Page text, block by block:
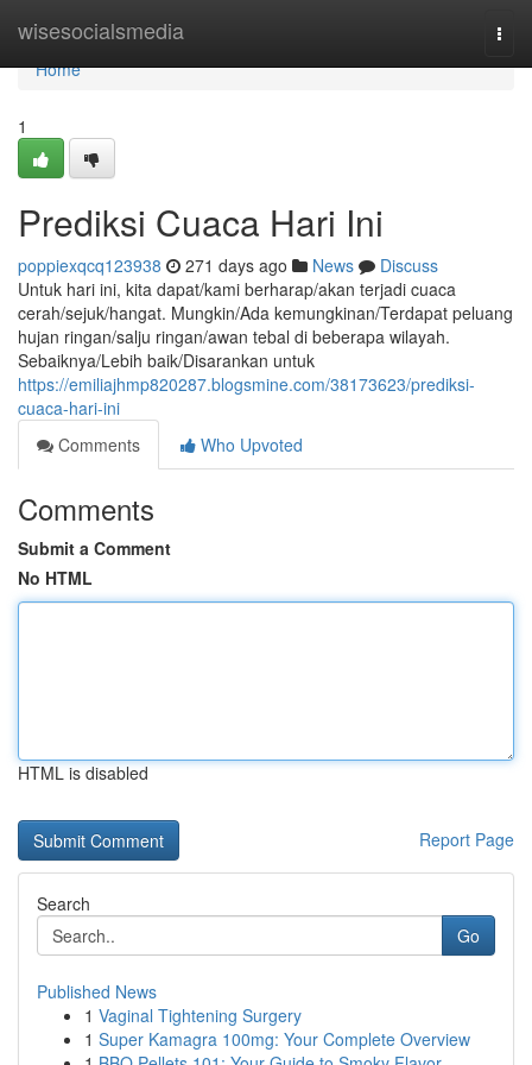
wisesocialsmedia
Home
Home
1
Prediksi Cuaca Hari Ini
poppiexqcq123938 271 days ago News
Discuss
Untuk hari ini, kita dapat/kami berharap/akan terjadi cuaca
cerah/sejuk/hangat. Mungkin/Ada kemungkinan/Terdapat peluang
hujan ringan/salju ringan/awan tebal di beberapa wilayah.
Sebaiknya/Lebih baik/Disarankan untuk
https://emiliajhmp820287.blogsmine.com/38173623/prediksi-
cuaca-hari-ini
Comments
Who Upvoted
Comments
Submit a Comment
No HTML
HTML is disabled
Report Page
Search
Go
Published News
1 Vaginal Tightening Surgery
1 Super Kamagra 100mg: Your Complete Overview